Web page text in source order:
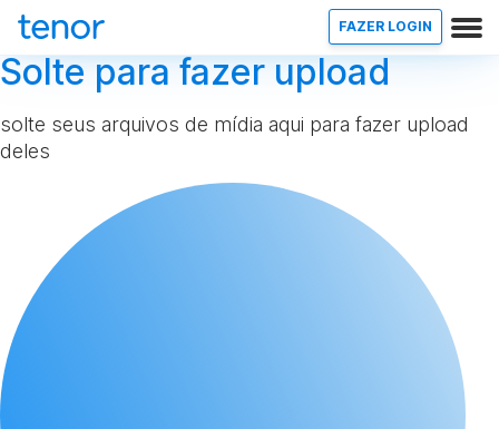
FAZER LOGIN
Solte para fazer upload
solte seus arquivos de mídia aqui para fazer upload
deles